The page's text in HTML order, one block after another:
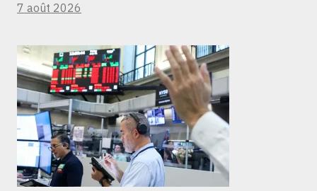
7 août 2026